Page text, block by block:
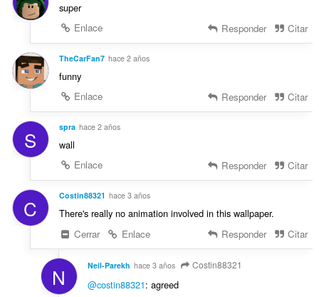
super
Enlace
Responder Citar
TheCarFan7 hace 2 años
funny
Enlace
Responder Citar
S spra hace 2 años
wall
Enlace
Responder Citar
C Costin88321 hace 3 años
There's really no animation involved in this wallpaper.
Cerrar
Enlace Responder Citar
N Neil-Parekh hace 3 años Costin88321
@costin88321: agreed